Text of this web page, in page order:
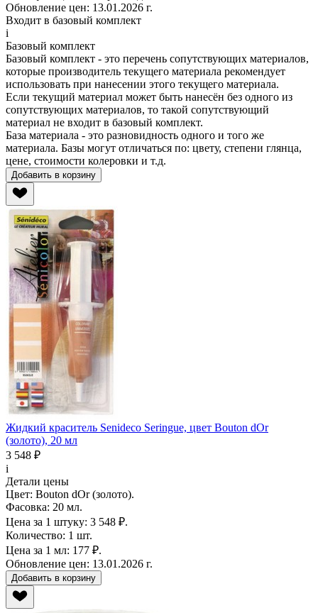
Обновление цен: 13.01.2026 г.
Входит в базовый комплект
i
Базовый комплект
Базовый комплект - это перечень сопутствующих материалов,
которые производитель текущего материала рекомендует
использовать при нанесении этого текущего материала.
Если текущий материал может быть нанесён без одного из
сопутствующих материалов, то такой сопутствующий
материал не входит в базовый комплект.
База материала - это разновидность одного и того же
материала. Базы могут отличаться по: цвету, степени глянца,
цене, стоимости колеровки и т.д.
Добавить в корзину
Жидкий краситель Senideco Seringue, цвет Bouton dOr
(золото), 20 мл
3 548 ₽
i
Детали цены
Цвет: Bouton dOr (золото).
Фасовка: 20 мл.
Цена за 1 штуку: 3 548 ₽.
Количество: 1 шт.
Цена за 1 мл: 177 ₽.
Обновление цен: 13.01.2026 г.
Добавить в корзину